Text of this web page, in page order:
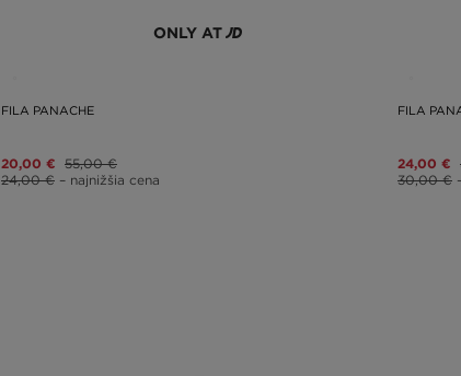
ONLY AT
FILA PANACHE
20,00 € 55,00 €
24,00 € – najnižšia cena
FILA
24,00 €
30,00 €